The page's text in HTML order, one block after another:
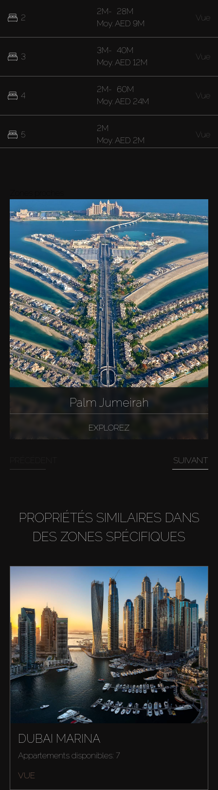
2
3
4
5
2M- 28M
Moy. AED 9M
Vue
3M- 40M
Moy. AED 12M
Vue
2M- 60M
Moy. AED 24M
Vue
2M
Moy. AED 2M
Vue
Palm Jumeirah
EXPLOREZ
SUIVANT
PROPRIÉTÉS SIMILAIRES DANS
DES ZONES SPÉCIFIQUES
DUBAI MARINA
Appartements disponibles: 7
VUE